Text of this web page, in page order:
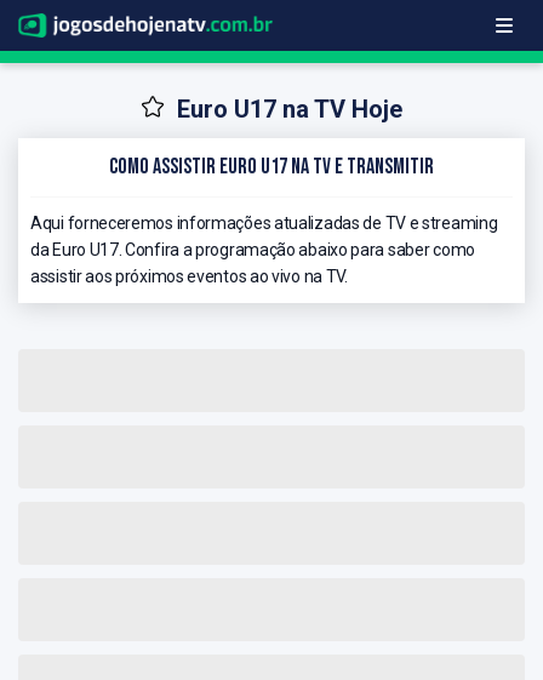
Euro U17 na TV Hoje
Como Assistir Euro U17 na TV e Transmitir
Aqui forneceremos informações atualizadas de TV e streaming
da Euro U17. Confira a programação abaixo para saber como
assistir aos próximos eventos ao vivo na TV.